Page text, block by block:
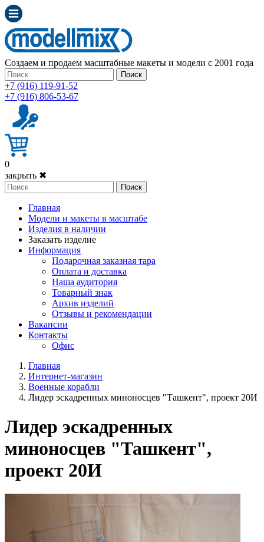
Создаем и продаем масштабные макеты и модели с 2001 года
Поиск
+7 (916) 119-91-52
+7 (916) 806-53-67
0
закрыть ✖
Поиск
Главная
Модели и макеты в масштабе
Изделия в наличии
Заказать изделие
Информация
Подарочная заказная тара
Оплата и доставка
Наша аудитория
Товарный знак
Архив изделий
Отзывы и рекомендации
Вакансии
Контакты
Офис
Главная
Интернет-магазин
Военные корабли
Лидер эскадренных миноносцев "Ташкент", проект 20И
Лидер эскадренных
миноносцев "Ташкент",
проект 20И